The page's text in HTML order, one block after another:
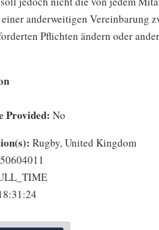
anderweitigen Vereinbarung
Pflichten ändern oder
Provided: No
Rugby, United Kingdom